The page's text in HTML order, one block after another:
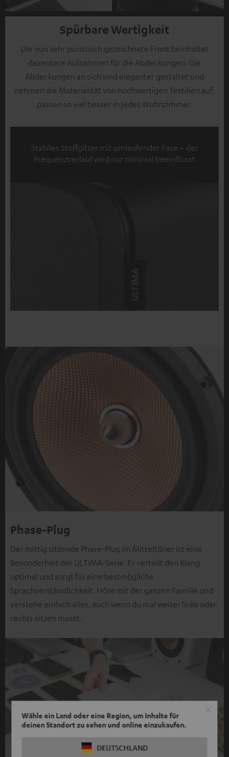
Wähle ein Land oder eine Region, um Inhalte für
deinen Standort zu sehen und online einzukaufen.
DEUTSCHLAND
Spürbare Wertigkeit
Die nun sehr puristisch gezeichnete Front beinhaltet
dezentere Aufnahmen für die Abdeckungen. Die
Abdeckungen an sich sind eleganter gestaltet und
nehmen die Materialität von hochwertigen Textilien auf,
passen so viel besser in jedes Wohnzimmer.
Stabiles Stoffgitter mit umlaufender Fase – der
Frequenzverlauf wird nur minimal beeinflusst
Phase-Plug
Der mittig sitzende Phase-Plug im Mitteltöner ist eine
Besonderheit der ULTIMA-Serie. Er verteilt den Klang
optimal und sorgt für eine bestmögliche
Sprachverständlichkeit. Höre mit der ganzen Familie und
verstehe einfach alles, auch wenn du mal weiter links oder
rechts sitzen musst.